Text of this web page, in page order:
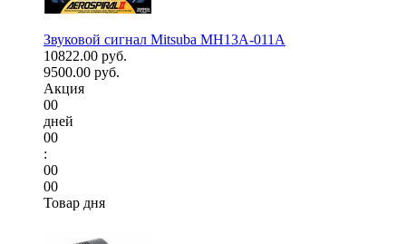
Звуковой сигнал Mitsuba MH13A-011A
10822.00 руб.
9500.00 руб.
Акция
00
дней
00
:
00
00
Товар дня